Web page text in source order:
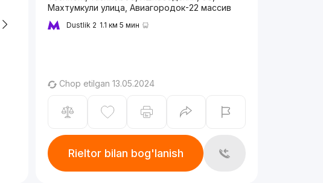
Махтумкули улица, Авиагородок-22 массив
Dustlik 2 1.1 км 5 мин
Chop etilgan 13.05.2024
Rieltor bilan bog'lanish